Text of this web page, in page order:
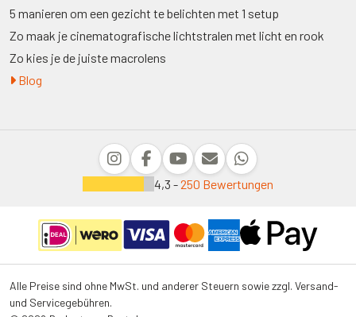
5 manieren om een gezicht te belichten met 1 setup
Zo maak je cinematografische lichtstralen met licht en rook
Zo kies je de juiste macrolens
Blog
4,3 -250 Bewertungen
Alle Preise sind ohne MwSt. und anderer Steuern sowie zzgl. Versand-
und Servicegebühren.